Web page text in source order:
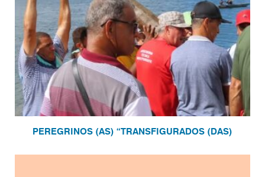
PEREGRINOS (AS) “TRANSFIGURADOS (DAS)